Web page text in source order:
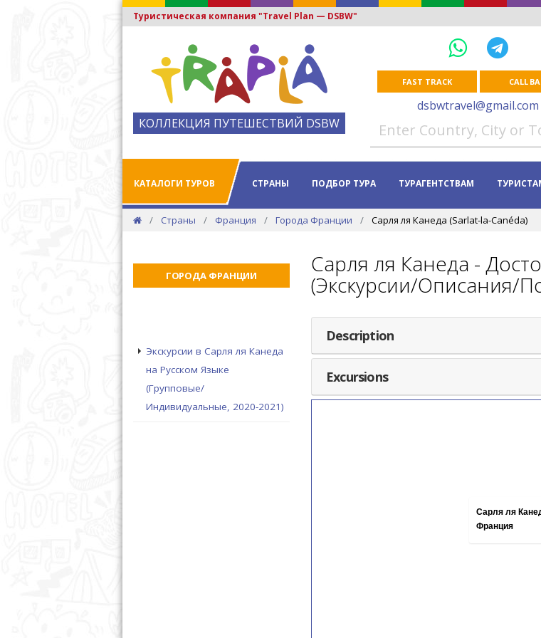
Туристическая компания "Travel Plan — DSBW"
КОЛЛЕКЦИЯ ПУТЕШЕСТВИЙ DSBW
FAST TRACK CALL
dsbwtravel@gmail.com
КАТАЛОГИ ТУРОВ СТРАНЫ ПОДБОР ТУРА ТУРАГЕНТСТВАМ
Страны Франция Города Франции Сарля ля Канеда (Sarlat-la-Canéda)
ГОРОДА ФРАНЦИИ
Экскурсии в Сарля ля Канеда
на Русском Языке
(Групповые/
Индивидуальные, 2020-2021)
Сарля ля Канеда -
(Экскурсии/Описания/
Description
Excursions
Сарля ля
Франция